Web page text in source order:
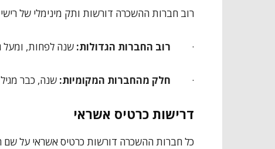
רוב חברות ההשכרה דורשות ותק מינימלי של
· רוב החברות הגדולות: שנה לפחות, ומעל
· חלק מהחברות המקומיות: שנה, כבר מגיל 18
דרישות כרטיס אשראי
כל חברות ההשכרה דורשות כרטיס אשראי על שם